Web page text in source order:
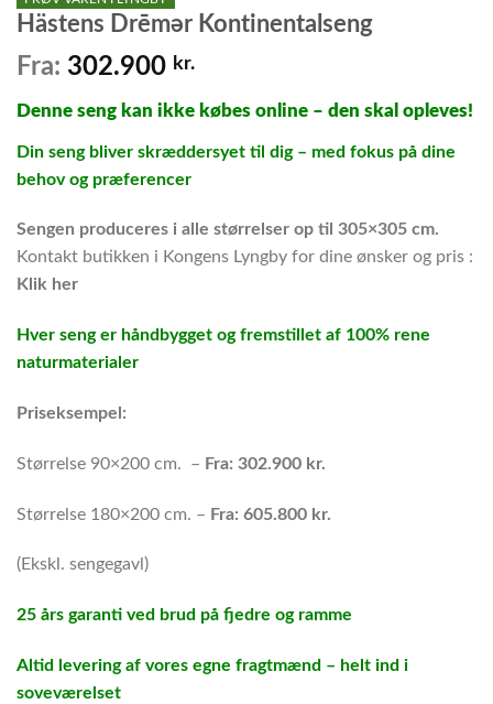
Hästens Drēmər Kontinentalseng
Fra: 302.900 kr.
Denne seng kan ikke købes online – den skal opleves!
Din seng bliver skræddersyet til dig – med fokus på dine
behov og præferencer
Sengen produceres i alle størrelser op til 305×305 cm.
Kontakt butikken i Kongens Lyngby for dine ønsker og pris :
Klik her
Hver seng er håndbygget og fremstillet af 100% rene
naturmaterialer
Priseksempel:
Størrelse 90×200 cm. – Fra: 302.900 kr.
Størrelse 180×200 cm. – Fra: 605.800 kr.
(Ekskl. sengegavl)
25 års garanti ved brud på fjedre og ramme
Altid levering af vores egne fragtmænd – helt ind i
soveværelset